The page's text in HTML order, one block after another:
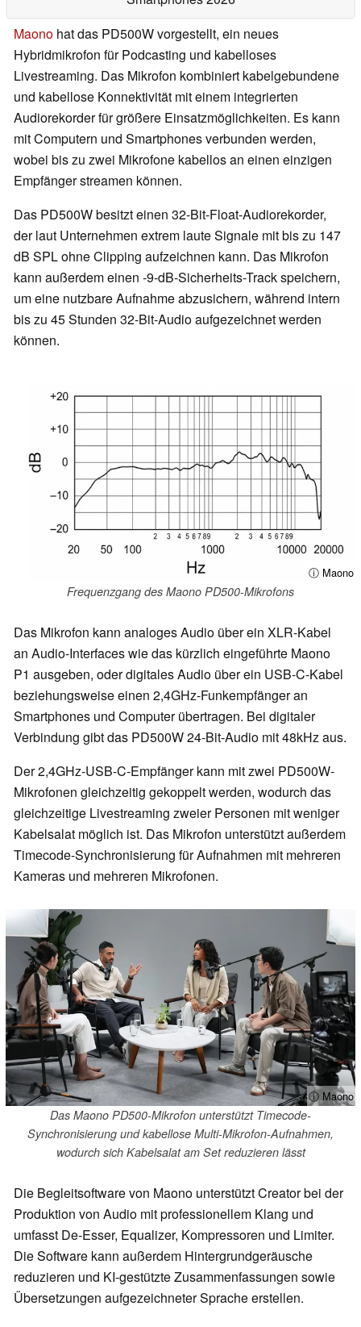
Maono hat das PD500W vorgestellt, ein neues
Hybridmikrofon für Podcasting und kabelloses
Livestreaming. Das Mikrofon kombiniert kabelgebundene
und kabellose Konnektivität mit einem integrierten
Audiorekorder für größere Einsatzmöglichkeiten. Es kann
mit Computern und Smartphones verbunden werden,
wobei bis zu zwei Mikrofone kabellos an einen einzigen
Empfänger streamen können.
Das PD500W besitzt einen 32-Bit-Float-Audiorekorder,
der laut Unternehmen extrem laute Signale mit bis zu 147
dB SPL ohne Clipping aufzeichnen kann. Das Mikrofon
kann außerdem einen -9-dB-Sicherheits-Track speichern,
um eine nutzbare Aufnahme abzusichern, während intern
bis zu 45 Stunden 32-Bit-Audio aufgezeichnet werden
können.
ⓘ Maono
Frequenzgang des Maono PD500-Mikrofons
Das Mikrofon kann analoges Audio über ein XLR-Kabel
an Audio-Interfaces wie das kürzlich eingeführte Maono
P1 ausgeben, oder digitales Audio über ein USB-C-Kabel
beziehungsweise einen 2,4GHz-Funkempfänger an
Smartphones und Computer übertragen. Bei digitaler
Verbindung gibt das PD500W 24-Bit-Audio mit 48kHz aus.
Der 2,4GHz-USB-C-Empfänger kann mit zwei PD500W-
Mikrofonen gleichzeitig gekoppelt werden, wodurch das
gleichzeitige Livestreaming zweier Personen mit weniger
Kabelsalat möglich ist. Das Mikrofon unterstützt außerdem
Timecode-Synchronisierung für Aufnahmen mit mehreren
Kameras und mehreren Mikrofonen.
ⓘ Maono
Das Maono PD500-Mikrofon unterstützt Timecode-
Synchronisierung und kabellose Multi-Mikrofon-Aufnahmen,
wodurch sich Kabelsalat am Set reduzieren lässt
Die Begleitsoftware von Maono unterstützt Creator bei der
Produktion von Audio mit professionellem Klang und
umfasst De-Esser, Equalizer, Kompressoren und Limiter.
Die Software kann außerdem Hintergrundgeräusche
reduzieren und KI-gestützte Zusammenfassungen sowie
Übersetzungen aufgezeichneter Sprache erstellen.